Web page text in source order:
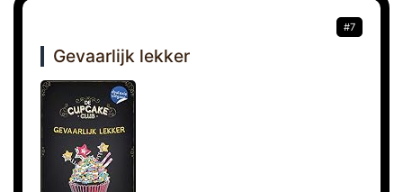
#7
Gevaarlijk lekker